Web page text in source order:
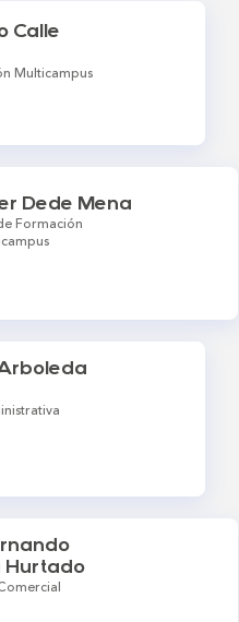
Calle
Multicampus
Dede Mena
Formación
Hurtado